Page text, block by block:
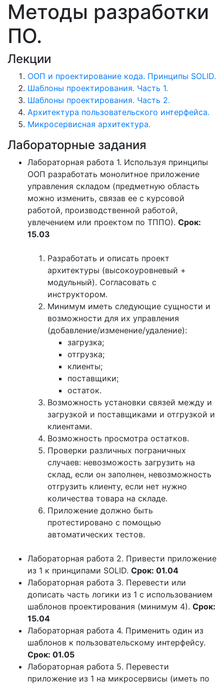
Методы разработки
ПО.
Лекции
ООП и проектирование кода. Принципы SOLID.
Шаблоны проектирования. Часть 1.
Шаблоны проектирования. Часть 2.
Архитектура пользовательского интерфейса.
Микросервисная архитектура.
Лабораторные задания
Лабораторная работа 1. Используя принципы
ООП разработать монолитное приложение
управления складом (предметную область
можно изменить, связав ее с курсовой
работой, производственной работой,
увлечением или проектом по ТППО). Срок:
15.03
Разработать и описать проект
архитектуры (высокоуровневый +
модульный). Согласовать с
инструктором.
Минимум иметь следующие сущности и
возможности для их управления
(добавление/изменение/удаление):
загрузка;
отгрузка;
клиенты;
поставщики;
остаток.
Возможность установки связей между и
загрузкой и поставщиками и отгрузкой и
клиентами.
Возможность просмотра остатков.
Проверки различных пограничных
случаев: невозможость загрузить на
склад, если он заполнен, невозможность
отгрузить клиенту, если нет нужно
количества товара на складе.
Приложение должно быть
протестировано с помощью
автоматических тестов.
Лабораторная работа 2. Привести приложение
из 1 к принципами SOLID. Срок: 01.04
Лабораторная работа 3. Перевести или
дописать часть логики из 1 с использованием
шаблонов проектирования (минимум 4). Срок:
15.04
Лабораторная работа 4. Применить один из
шаблонов к пользовательскому интерфейсу.
Срок: 01.05
Лабораторная работа 5. Перевести
приложение из 1 на микросервисы (иметь по